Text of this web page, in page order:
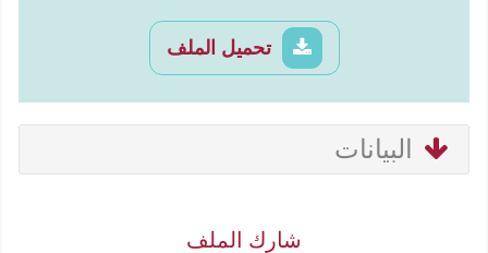
تحميل الملف
البيانات
شارك الملف